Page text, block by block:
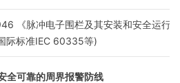
《脉冲电子围栏及其安装和安全运行》
际标准IEC 60335等)
全可靠的周界报警防线